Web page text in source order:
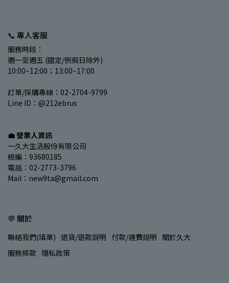
📞 專人客服
服務時段：
週一至週五 (國定/例假日除外)
10:00~12:00；13:00~17:00
訂單/採購專線：02-2704-9799
Line ID：@212ebrus
💼 營業人資訊
一久大生活股份有限公司
統編：93680185
電話：02-2773-3796
Mail：new9ta@gmail.com
💬 關於
聯絡我們(填單) 退貨/退款說明 付款/運費說明 關於久大
服務條款 隱私政策